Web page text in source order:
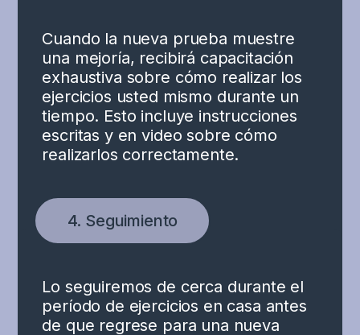
Cuando la nueva prueba muestre
una mejoría, recibirá capacitación
exhaustiva sobre cómo realizar los
ejercicios usted mismo durante un
tiempo. Esto incluye instrucciones
escritas y en video sobre cómo
realizarlos correctamente.
4. Seguimiento
Lo seguiremos de cerca durante el
período de ejercicios en casa antes
de que regrese para una nueva